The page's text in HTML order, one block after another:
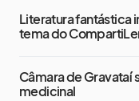
Literatura fantástica
tema do
Câmara de Gravataí
medicinal